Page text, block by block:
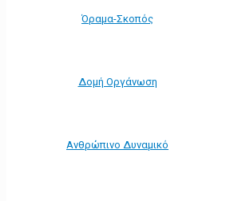
Όραμα-Σκοπός
Δομή Οργάνωση
Ανθρώπινο Δυναμικό